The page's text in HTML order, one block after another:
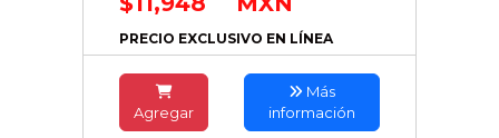
PRECIO EXCLUSIVO EN LÍNEA
Agregar
Más
información